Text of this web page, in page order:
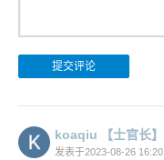
koaqiu 【士官长】
发表于2023-08-26 16:20